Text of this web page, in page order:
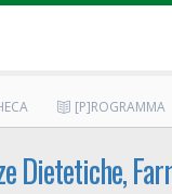
[P]ROGRAMMA
Dietetiche,